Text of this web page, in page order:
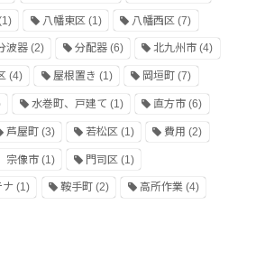
八幡東区 (1) 八幡西区 (7)
波器(2) 分配器(6) 北九州市 (4)
(4) 屋根置き (1) 岡垣町 (7)
水巻町、戸建て (1) 直方市 (6)
芦屋町(3) 若松区 (1) 費用 (2)
宗像市(1) 門司区 (1)
ナ (1) 鞍手町(2) 高所作業(4)